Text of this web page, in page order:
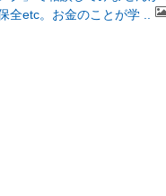
全etc。お金のことが学 ..